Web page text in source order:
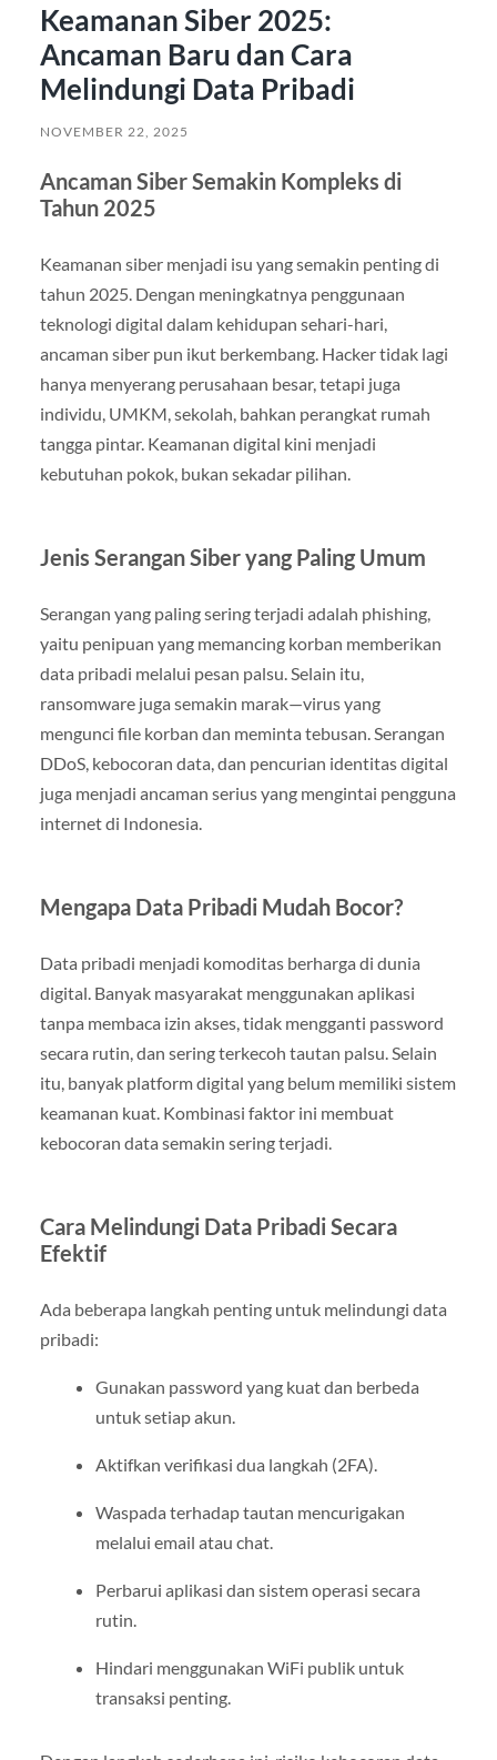
Keamanan Siber 2025:
Ancaman Baru dan Cara
Melindungi Data Pribadi
NOVEMBER 22, 2025
Ancaman Siber Semakin Kompleks di
Tahun 2025
Keamanan siber menjadi isu yang semakin penting di
tahun 2025. Dengan meningkatnya penggunaan
teknologi digital dalam kehidupan sehari-hari,
ancaman siber pun ikut berkembang. Hacker tidak lagi
hanya menyerang perusahaan besar, tetapi juga
individu, UMKM, sekolah, bahkan perangkat rumah
tangga pintar. Keamanan digital kini menjadi
kebutuhan pokok, bukan sekadar pilihan.
Jenis Serangan Siber yang Paling Umum
Serangan yang paling sering terjadi adalah phishing,
yaitu penipuan yang memancing korban memberikan
data pribadi melalui pesan palsu. Selain itu,
ransomware juga semakin marak—virus yang
mengunci file korban dan meminta tebusan. Serangan
DDoS, kebocoran data, dan pencurian identitas digital
juga menjadi ancaman serius yang mengintai pengguna
internet di Indonesia.
Mengapa Data Pribadi Mudah Bocor?
Data pribadi menjadi komoditas berharga di dunia
digital. Banyak masyarakat menggunakan aplikasi
tanpa membaca izin akses, tidak mengganti password
secara rutin, dan sering terkecoh tautan palsu. Selain
itu, banyak platform digital yang belum memiliki sistem
keamanan kuat. Kombinasi faktor ini membuat
kebocoran data semakin sering terjadi.
Cara Melindungi Data Pribadi Secara
Efektif
Ada beberapa langkah penting untuk melindungi data
pribadi:
Gunakan password yang kuat dan berbeda
untuk setiap akun.
Aktifkan verifikasi dua langkah (2FA).
Waspada terhadap tautan mencurigakan
melalui email atau chat.
Perbarui aplikasi dan sistem operasi secara
rutin.
Hindari menggunakan WiFi publik untuk
transaksi penting.